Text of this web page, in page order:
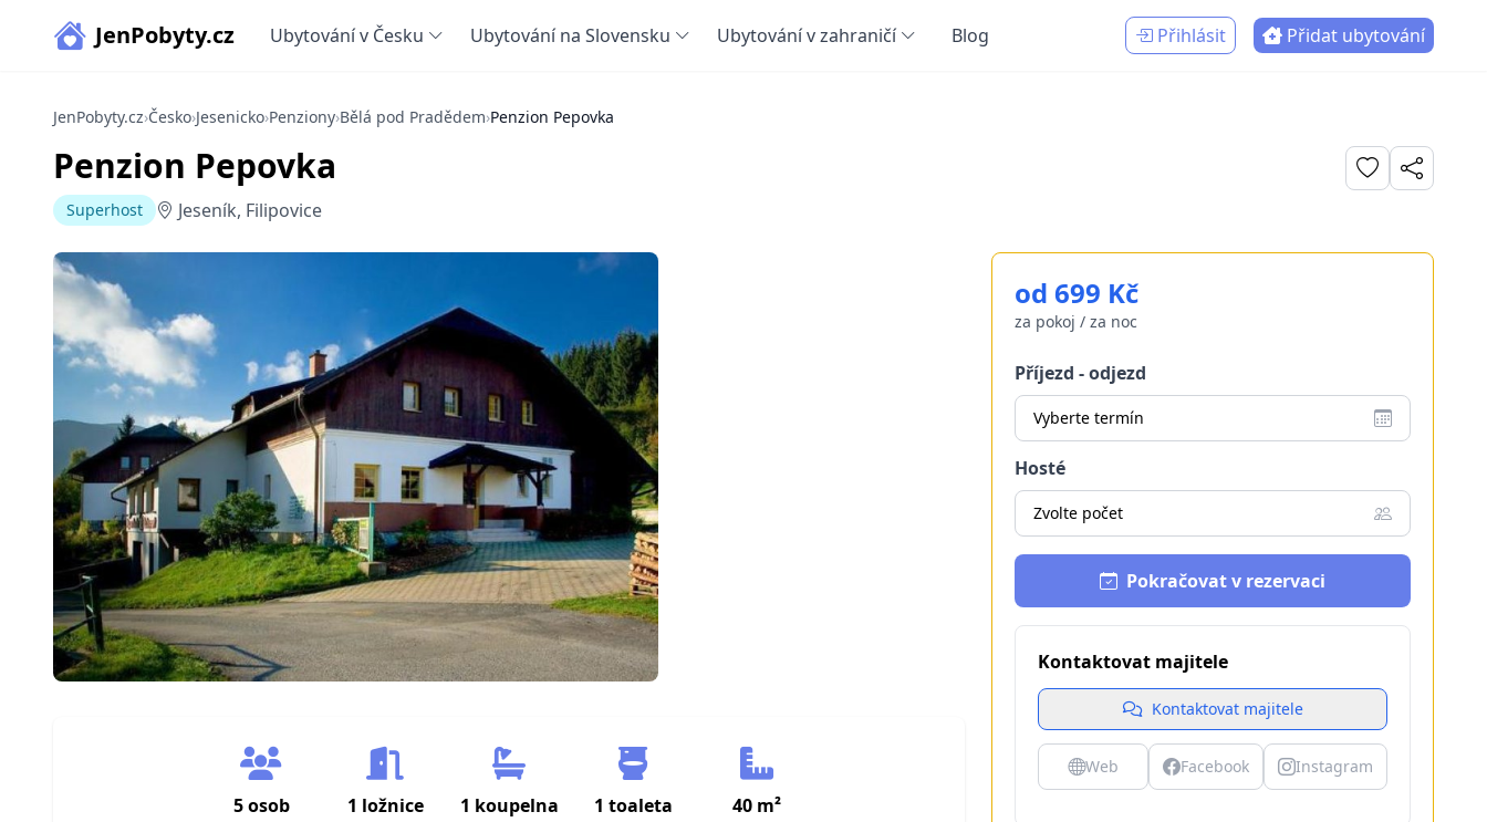
JenPobyty.cz Ubytování v Česku Ubytování na Slovensku Ubytování v zahraničí Blog Přihlásit Přidat ubytování
JenPobyty.cz›Česko›Jesenicko›Penziony›Bělá pod Pradědem›Penzion Pepovka
Penzion Pepovka
Superhost Jeseník, Filipovice
5 osob 1 ložnice 1 koupelna 1 toaleta 40 m²
od 699 Kč
za pokoj / za noc
Příjezd - odjezd
Vyberte termín
Hosté
Zvolte počet
Pokračovat v rezervaci
Kontaktovat majitele
Kontaktovat majitele
Web Facebook Instagram